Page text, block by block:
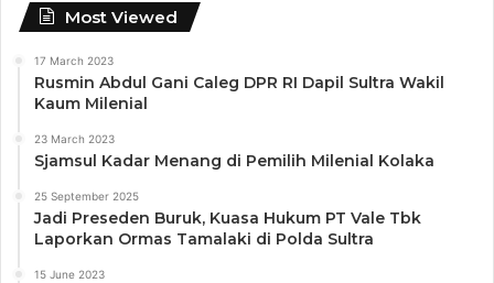
Most Viewed
17 March 2023
Rusmin Abdul Gani Caleg DPR RI Dapil Sultra Wakil
Kaum Milenial
23 March 2023
Sjamsul Kadar Menang di Pemilih Milenial Kolaka
25 September 2025
Jadi Preseden Buruk, Kuasa Hukum PT Vale Tbk
Laporkan Ormas Tamalaki di Polda Sultra
15 June 2023